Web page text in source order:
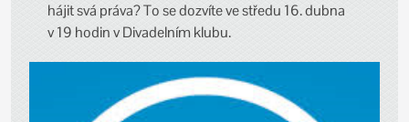
hájit svá práva? To se dozvíte ve středu 16. dubna
v 19 hodin v Divadelním klubu.